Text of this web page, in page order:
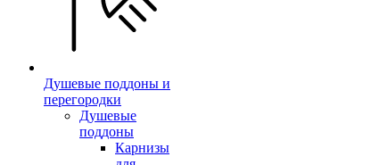
Душевые поддоны и
перегородки
Душевые
поддоны
Карнизы